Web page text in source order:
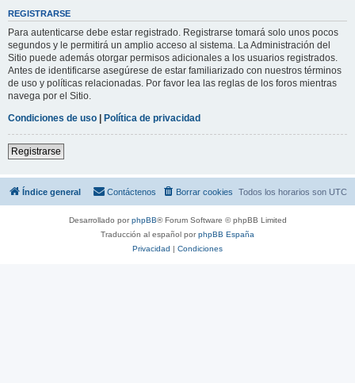
REGISTRARSE
Para autenticarse debe estar registrado. Registrarse tomará solo unos pocos
segundos y le permitirá un amplio acceso al sistema. La Administración del
Sitio puede además otorgar permisos adicionales a los usuarios registrados.
Antes de identificarse asegúrese de estar familiarizado con nuestros términos
de uso y políticas relacionadas. Por favor lea las reglas de los foros mientras
navega por el Sitio.
Condiciones de uso | Política de privacidad
Registrarse
Índice general Todos los horarios son UTC
Borrar cookies
Contáctenos
Desarrollado porphpBB® Forum Software © phpBB Limited
Traducción al español porphpBB España
Privacidad | Condiciones